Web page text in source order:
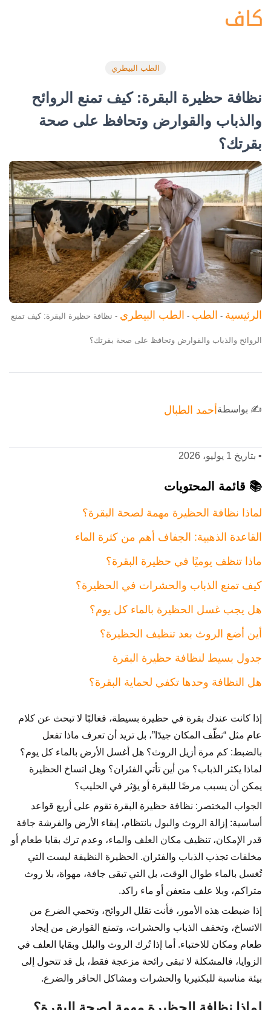
الطب البيطري
نظافة حظيرة البقرة: كيف تمنع الروائح
والذباب والقوارض وتحافظ على صحة
بقرتك؟
الرئيسية - الطب - الطب البيطري - نظافة حظيرة البقرة: كيف تمنع
الروائح والذباب والقوارض وتحافظ على صحة بقرتك؟
✍️ بواسطة أحمد الطبال
• بتاريخ 1 يوليو، 2026
📚 قائمة المحتويات
لماذا نظافة الحظيرة مهمة لصحة البقرة؟
القاعدة الذهبية: الجفاف أهم من كثرة الماء
ماذا تنظف يوميًا في حظيرة البقرة؟
كيف تمنع الذباب والحشرات في الحظيرة؟
هل يجب غسل الحظيرة بالماء كل يوم؟
أين أضع الروث بعد تنظيف الحظيرة؟
جدول بسيط لنظافة حظيرة البقرة
هل النظافة وحدها تكفي لحماية البقرة؟
إذا كانت عندك بقرة في حظيرة بسيطة، فغالبًا لا تبحث عن كلام
عام مثل “نظّف المكان جيدًا”، بل تريد أن تعرف ماذا تفعل
بالضبط: كم مرة أزيل الروث؟ هل أغسل الأرض بالماء كل يوم؟
لماذا يكثر الذباب؟ من أين تأتي الفئران؟ وهل اتساخ الحظيرة
يمكن أن يسبب مرضًا للبقرة أو يؤثر في الحليب؟
الجواب المختصر: نظافة حظيرة البقرة تقوم على أربع قواعد
أساسية: إزالة الروث والبول بانتظام، إبقاء الأرض والفرشة جافة
قدر الإمكان، تنظيف مكان العلف والماء، وعدم ترك بقايا طعام أو
مخلفات تجذب الذباب والفئران. الحظيرة النظيفة ليست التي
تُغسل بالماء طوال الوقت، بل التي تبقى جافة، مهواة، بلا روث
متراكم، وبلا علف متعفن أو ماء راكد.
إذا ضبطت هذه الأمور، فأنت تقلل الروائح، وتحمي الضرع من
الاتساخ، وتخفف الذباب والحشرات، وتمنع القوارض من إيجاد
طعام ومكان للاختباء. أما إذا تُرك الروث والبلل وبقايا العلف في
الزوايا، فالمشكلة لا تبقى رائحة مزعجة فقط، بل قد تتحول إلى
بيئة مناسبة للبكتيريا والحشرات ومشاكل الحافر والضرع.